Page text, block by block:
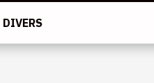
DIVERS